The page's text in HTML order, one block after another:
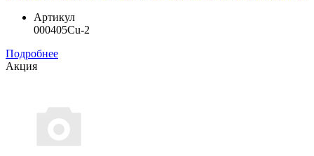
Артикул
000405Cu-2
Подробнее
Акция